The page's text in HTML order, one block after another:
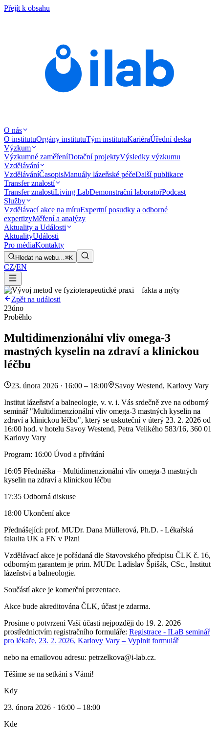
Přejít k obsahu
O nás
O institutuOrgány institutuTým institutuKariéraÚřední deska
Výzkum
Výzkumné zaměřeníDotační projektyVýsledky výzkumu
Vzdělávání
VzděláváníČasopisManuály lázeňské péčeDalší publikace
Transfer znalostí
Transfer znalostíLiving LabDemonstrační laboratořPodcast
Služby
Vzdělávací akce na míruExpertní posudky a odborné
expertizyMěření a analýzy
Aktuality a Události
AktualityUdálosti
Pro médiaKontakty
Hledat na webu…⌘K
CZ/EN
Zpět na události
23úno
Proběhlo
Multidimenzionální vliv omega-3
mastných kyselin na zdraví a klinickou
léčbu
23. února 2026 · 16:00 – 18:00
Savoy Westend, Karlovy Vary
Institut lázeňství a balneologie, v. v. i. Vás srdečně zve na odborný
seminář "Multidimenzionální vliv omega-3 mastných kyselin na
zdraví a klinickou léčbu", který se uskuteční v úterý 23. 2. 2026 od
16:00 hod. v hotelu Savoy Westend, Petra Velikého 583/16, 360 01
Karlovy Vary
Program: 16:00 Úvod a přivítání
16:05 Přednáška – Multidimenzionální vliv omega-3 mastných
kyselin na zdraví a klinickou léčbu
17:35 Odborná diskuse
18:00 Ukončení akce
Přednášející: prof. MUDr. Dana Müllerová, Ph.D. - Lékařská
fakulta UK a FN v Plzni
Vzdělávací akce je pořádaná dle Stavovského předpisu ČLK č. 16,
odborným garantem je prim. MUDr. Ladislav Špišák, CSc., Institut
lázeňství a balneologie.
Součástí akce je komerční prezentace.
Akce bude akreditována ČLK, účast je zdarma.
Prosíme o potvrzení Vaší účasti nejpozději do 19. 2. 2026
prostřednictvím registračního formuláře: Registrace - ILaB seminář
pro lékaře, 23. 2. 2026, Karlovy Vary – Vyplnit formulář
nebo na emailovou adresu: petrzelkova@i-lab.cz.
Těšíme se na setkání s Vámi!
Kdy
23. února 2026 · 16:00 – 18:00
Kde